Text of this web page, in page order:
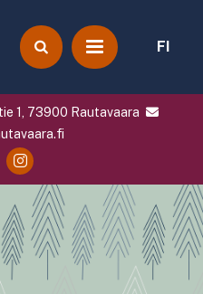
FI
1, 73900 Rautavaara